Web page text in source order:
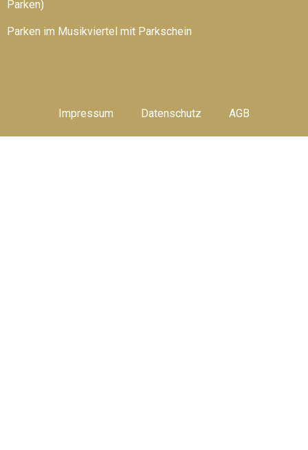
Parken)
Parken im Musikviertel mit Parkschein
Impressum Datenschutz AGB